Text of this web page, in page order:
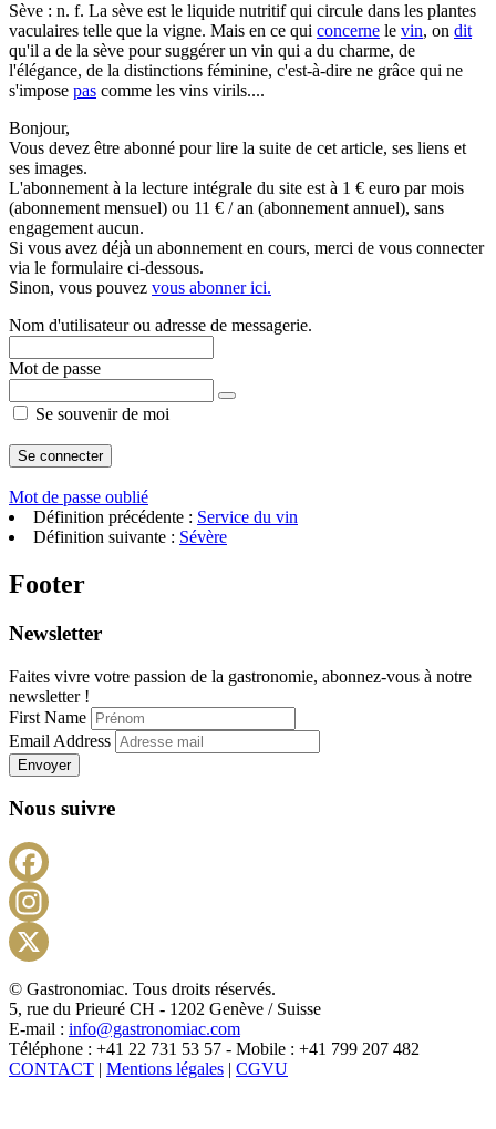
Sève : n. f. La sève est le liquide nutritif qui circule dans les plantes
vaculaires telle que la vigne. Mais en ce qui concerne le vin, on dit
qu'il a de la sève pour suggérer un vin qui a du charme, de
l'élégance, de la distinctions féminine, c'est-à-dire ne grâce qui ne
s'impose pas comme les vins virils....
Bonjour,
Vous devez être abonné pour lire la suite de cet article, ses liens et
ses images.
L'abonnement à la lecture intégrale du site est à 1 € euro par mois
(abonnement mensuel) ou 11 € / an (abonnement annuel), sans
engagement aucun.
Si vous avez déjà un abonnement en cours, merci de vous connecter
via le formulaire ci-dessous.
Sinon, vous pouvez vous abonner ici.
Nom d'utilisateur ou adresse de messagerie.
Mot de passe
Se souvenir de moi
Mot de passe oublié
Définition précédente : Service du vin
Définition suivante : Sévère
Footer
Newsletter
Faites vivre votre passion de la gastronomie, abonnez-vous à notre
newsletter !
First Name
Email Address
Envoyer
Nous suivre
X
© Gastronomiac. Tous droits réservés.
5, rue du Prieuré CH - 1202 Genève / Suisse
E-mail : info@gastronomiac.com
Téléphone : +41 22 731 53 57 - Mobile : +41 799 207 482
CONTACT | Mentions légales | CGVU